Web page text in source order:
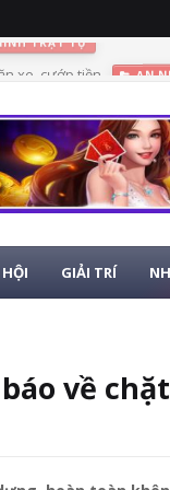
xe, cướp tiền AN
GIẢI TRÍ
về